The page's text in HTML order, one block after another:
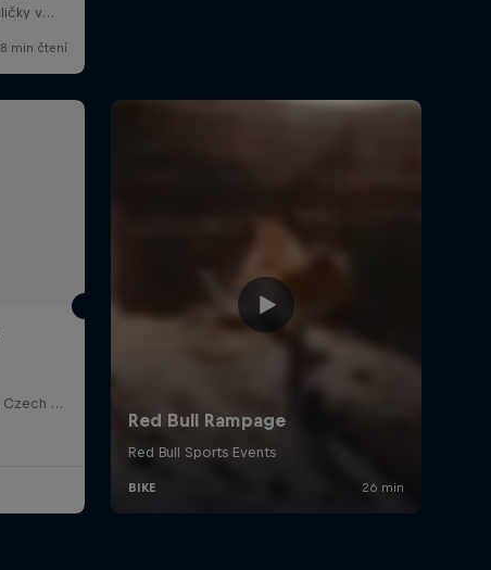
Svatý Petr, Špindlerův Mlýn, Czech Republic